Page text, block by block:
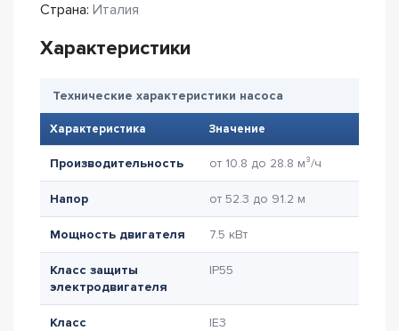
Страна: Италия
Характеристики
Технические характеристики насоса
Характеристика Значение
Производительность от 10.8 до 28.8 м³/ч
Напор от 52.3 до 91.2 м
Мощность двигателя 7.5 кВт
Класс защиты
электродвигателя
IP55
Класс
IE3